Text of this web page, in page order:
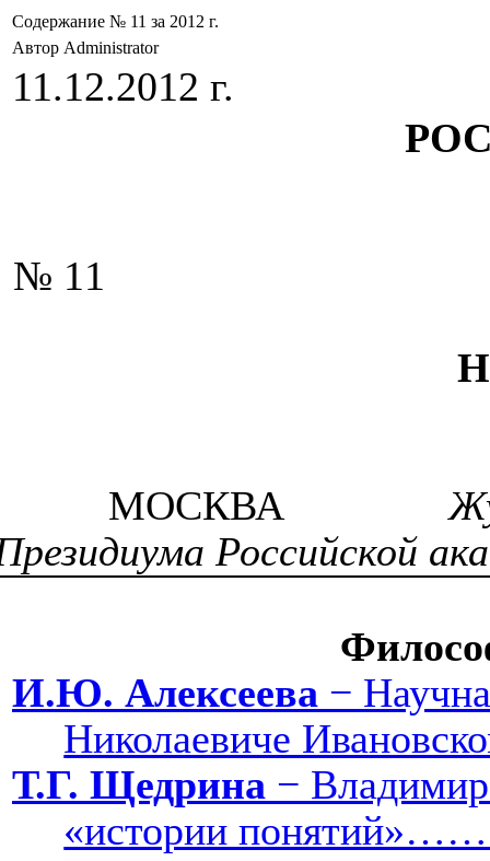
Содержание № 11 за 2012 г.
Автор Administrator
11.12.2012 г.
№ 11
МОСКВА
Российской
И.Ю. Алексеева −
Николаевиче
Т.Г. Щедрина −
«истории